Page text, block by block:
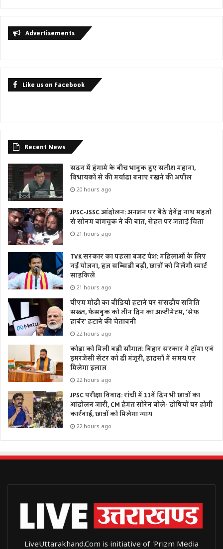
Advertisements
Like us on Facebook
Recent News
सदन में हंगामे के बीच भावुक हुए सतीश महाना,
विधायकों से की मर्यादा बनाए रखने की अपील
20 hours ago
JPSC-JSSC आंदोलन: अनशन पर बैठे देवेंद्र नाथ महतो
से सोनम वांगचुक ने की बात, सेहत पर जताई चिंता
21 hours ago
TVK सरकार का पहला बजट पेश: महिलाओं के लिए
नई योजना, हज सब्सिडी बढ़ी, छात्रों को मिलेंगी स्मार्ट
साइकिलें
21 hours ago
पीएम मोदी का वीडियो हटाने पर संसदीय समिति
सख्त, फेसबुक को तीन दिन का अल्टीमेटम, ‘सेफ
हार्बर’ हटाने की चेतावनी
22 hours ago
कोढ़ा को मिली बड़ी सौगात: बिहार सरकार ने ट्रॉमा एवं
इमरजेंसी सेंटर को दी मंजूरी, हादसों में समय पर
मिलेगा इलाज
22 hours ago
JPSC परीक्षा विवाद: रांची में 11वें दिन भी छात्रों का
आंदोलन जारी, CM हेमंत सोरेन बोले- दोषियों पर होगी
कार्रवाई, छात्रों को मिलेगा न्याय
22 hours ago
LiveUttarakhand.Com is initiative of 'Prizm Media